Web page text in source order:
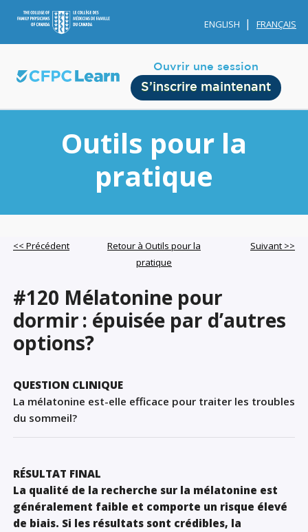
ENGLISH FRANÇAIS
Ouvrir une session
S’inscrire maintenant
Account Membership
Credit History
Sign Out
Outils pour la
pratique
<< Précédent
Retour à Outils pour la
pratique
Suivant >>
#120 Mélatonine pour
dormir : épuisée par d’autres
options?
QUESTION CLINIQUE
La mélatonine est-elle efficace pour traiter les troubles
du sommeil?
RÉSULTAT FINAL
La qualité de la recherche sur la mélatonine est
généralement faible et comporte un risque élevé
de biais. Si les résultats sont crédibles, la